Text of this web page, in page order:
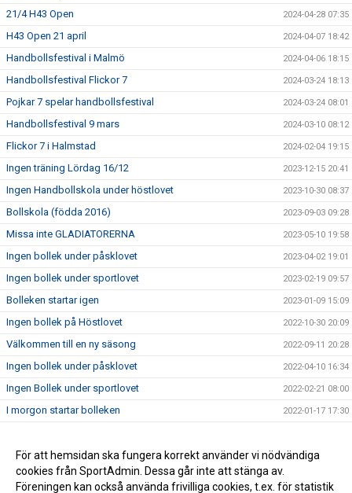
21/4 H43 Open 2024-04-28 07:35
H43 Open 21 april 2024-04-07 18:42
Handbollsfestival i Malmö 2024-04-06 18:15
Handbollsfestival Flickor 7 2024-03-24 18:13
Pojkar 7 spelar handbollsfestival 2024-03-24 08:01
Handbollsfestival 9 mars 2024-03-10 08:12
Flickor 7 i Halmstad 2024-02-04 19:15
Ingen träning Lördag 16/12 2023-12-15 20:41
Ingen Handbollskola under höstlovet 2023-10-30 08:37
Bollskola (födda 2016) 2023-09-03 09:28
Missa inte GLADIATORERNA 2023-05-10 19:58
Ingen bollek under påsklovet 2023-04-02 19:01
Ingen bollek under sportlovet 2023-02-19 09:57
Bolleken startar igen 2023-01-09 15:09
Ingen bollek på Höstlovet 2022-10-30 20:09
Välkommen till en ny säsong 2022-09-11 20:28
Ingen bollek under påsklovet 2022-04-10 16:34
Ingen Bollek under sportlovet 2022-02-21 08:00
I morgon startar bolleken 2022-01-17 17:30
Höstlovskul i Gunnesbohallen 2021-10-31 13:40
Ingen bollek 30/10 eller på höstlovet 2021-10-29 19:52
För att hemsidan ska fungera korrekt använder vi nödvändiga
cookies från SportAdmin. Dessa går inte att stänga av.
Föreningen kan också använda frivilliga cookies, t.ex. för statistik